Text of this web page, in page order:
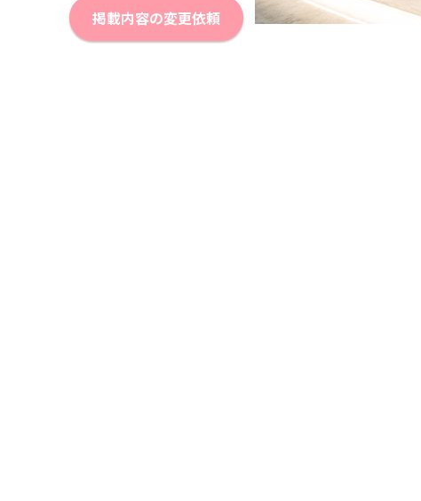
掲載内容の変更依頼